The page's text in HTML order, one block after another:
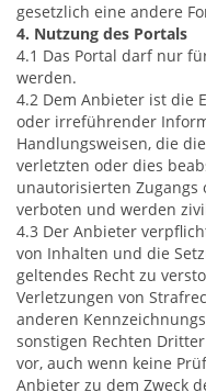
gesetzlich eine andere
4. Nutzung des Portals
4.1 Das Portal darf nur
werden.
4.2 Dem Anbieter ist die
oder irreführender
Handlungsweisen, die
verletzten oder dies
unautorisierten Zugangs
verboten und werden
4.3 Der Anbieter
von Inhalten und die
geltendes Recht zu
Verletzungen von
anderen
sonstigen Rechten
vor, auch wenn keine
Anbieter zu dem Zweck